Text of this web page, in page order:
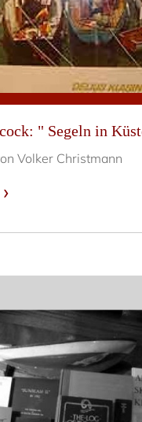
" Segeln in
Volker Christmann